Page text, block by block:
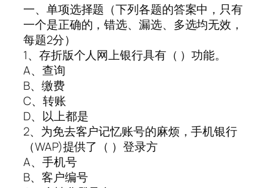
一、单项选择题（下列各题的答案中，只有
一个是正确的，错选、漏选、多选均无效，
每题2分）
1、存折版个人网上银行具有（ ）功能。
A、查询
B、缴费
C、转账
D、以上都是
2、为免去客户记忆账号的麻烦，手机银行
（WAP)提供了（ ）登录方
A、手机号
B、客户编号